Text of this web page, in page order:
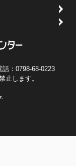
：0798-68-0223
止します。